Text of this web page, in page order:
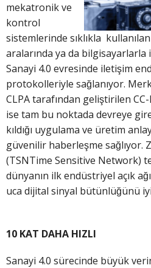
mekatronik ve
kontrol
sistemlerinde sıklıkla
aralarında ya da
Sanayi 4.0 evresinde iletişim
protokolleriyle sağlanıyor.
CLPA tarafından geliştirilen
ise tam bu noktada devreye
kıldığı uygulama ve üretim
güvenilir haberleşme sağlıyor.
(TSNTime Sensitive Network)
dünyanın ilk endüstriyel açık
uca dijital sinyal bütünlüğünü
10 KAT DAHA HIZLI
Sanayi 4.0 sürecinde büyük